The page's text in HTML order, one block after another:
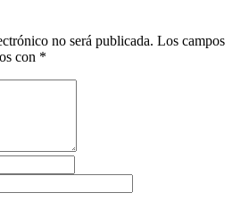
no será publicada. Los campos
con *